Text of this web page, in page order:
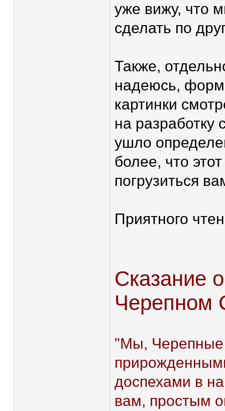
уже вижу, что
сделать по
Также,
надеюсь,
картинки
на разработку
ушло
более, что
погрузиться
Приятного
Сказание
Черепном
"Мы, Черепные
доспехами в
вам, простым